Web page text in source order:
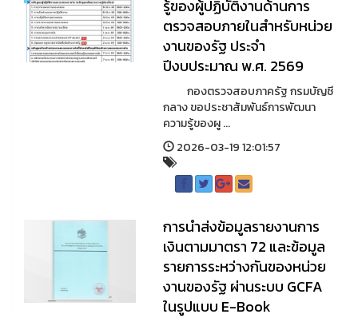
รู้ของผู้ปฏิบัติงานด้านการ
ตรวจสอบภายในสำหรับหน่วย
งานของรัฐ ประจำ
ปีงบประมาณ พ.ศ. 2569
กองตรวจสอบภาครัฐ กรมบัญชี
กลาง ขอประชาสัมพันธ์การพัฒนา
ความรู้ของผู ...
2026-03-19 12:01:57
การนำส่งข้อมูลรายงานการ
เงินตามมาตรา 72 และข้อมูล
รายการระหว่างกันของหน่วย
งานของรัฐ ผ่านระบบ GCFA
ในรูปแบบ E-Book